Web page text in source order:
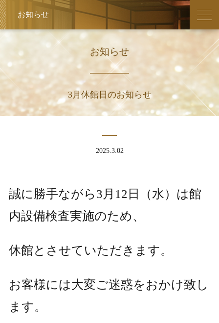
周辺観光
日帰り
会議・研修
お祝い・ご法要
宿泊プラン
お知らせ
3月休館日のお知らせ
2025.3.02
誠に勝手ながら3月12日（水）は館
内設備検査実施のため、
休館とさせていただきます。
お客様には大変ご迷惑をおかけ致し
ます。